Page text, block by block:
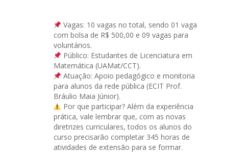
Vagas: 10 vagas no total, sendo 01 vaga
com bolsa de R$ 500,00 e 09 vagas para
voluntários.
Público: Estudantes de Licenciatura em
Matemática (UAMat/CCT).
Atuação: Apoio pedagógico e monitoria
para alunos da rede pública (ECIT Prof.
Bráulio Maia Júnior).
Por que participar? Além da experiência
prática, vale lembrar que, com as novas
diretrizes curriculares, todos os alunos do
curso precisarão completar 345 horas de
atividades de extensão para se formar.